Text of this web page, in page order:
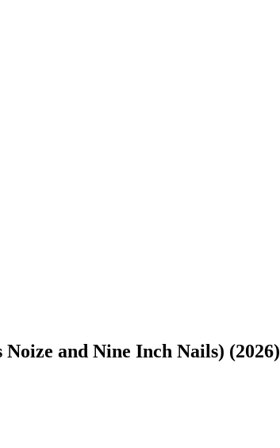
and Nine Inch Nails) (2026)